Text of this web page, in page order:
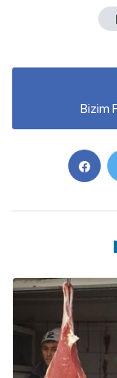
Bizim